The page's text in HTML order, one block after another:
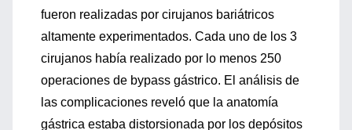
fueron realizadas por cirujanos bariátricos
altamente experimentados. Cada uno de los 3
cirujanos había realizado por lo menos 250
operaciones de bypass gástrico. El análisis de
las complicaciones reveló que la anatomía
gástrica estaba distorsionada por los depósitos